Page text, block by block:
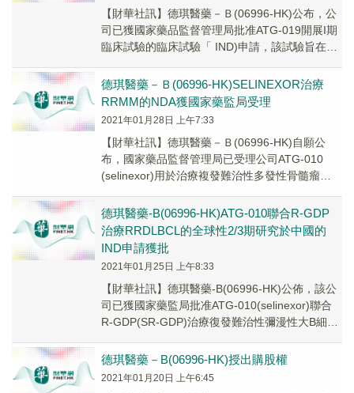
【財華社訊】德琪醫藥－Ｂ(06996-HK)公布，公
司已獲國家藥品監督管理局批准ATG-019開展I期
臨床試驗的臨床試驗「 IND)申請，該試驗旨在評
德琪醫藥－Ｂ(06996-HK)SELINEXOR治療
RRMM的NDA獲國家藥監局受理
2021年01月28日 上午7:33
【財華社訊】德琪醫藥－Ｂ(06996-HK)自願公
布，國家藥品監督管理局已受理公司ATG-010
(selinexor)用於治療複發難治性多發性骨髓瘤
德琪醫藥-B(06996-HK)ATG-010聯合R-GDP
治療RRDLBCL的全球性2/3期研究於中國的
IND申請獲批
2021年01月25日 上午8:33
【財華社訊】德琪醫藥-B(06996-HK)公佈，該公
司已獲國家藥監局批准ATG-010(selinexor)聯合
R-GDP(SR-GDP)治療復發難治性彌漫性大B細胞
德琪醫藥－B(06996-HK)授出購股權
2021年01月20日 上午6:45